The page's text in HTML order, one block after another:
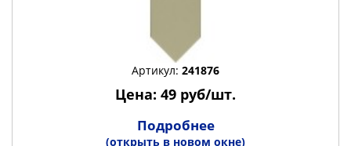
Артикул: 241876
Цена: 49 руб/шт.
Подробнее
(открыть в новом окне)